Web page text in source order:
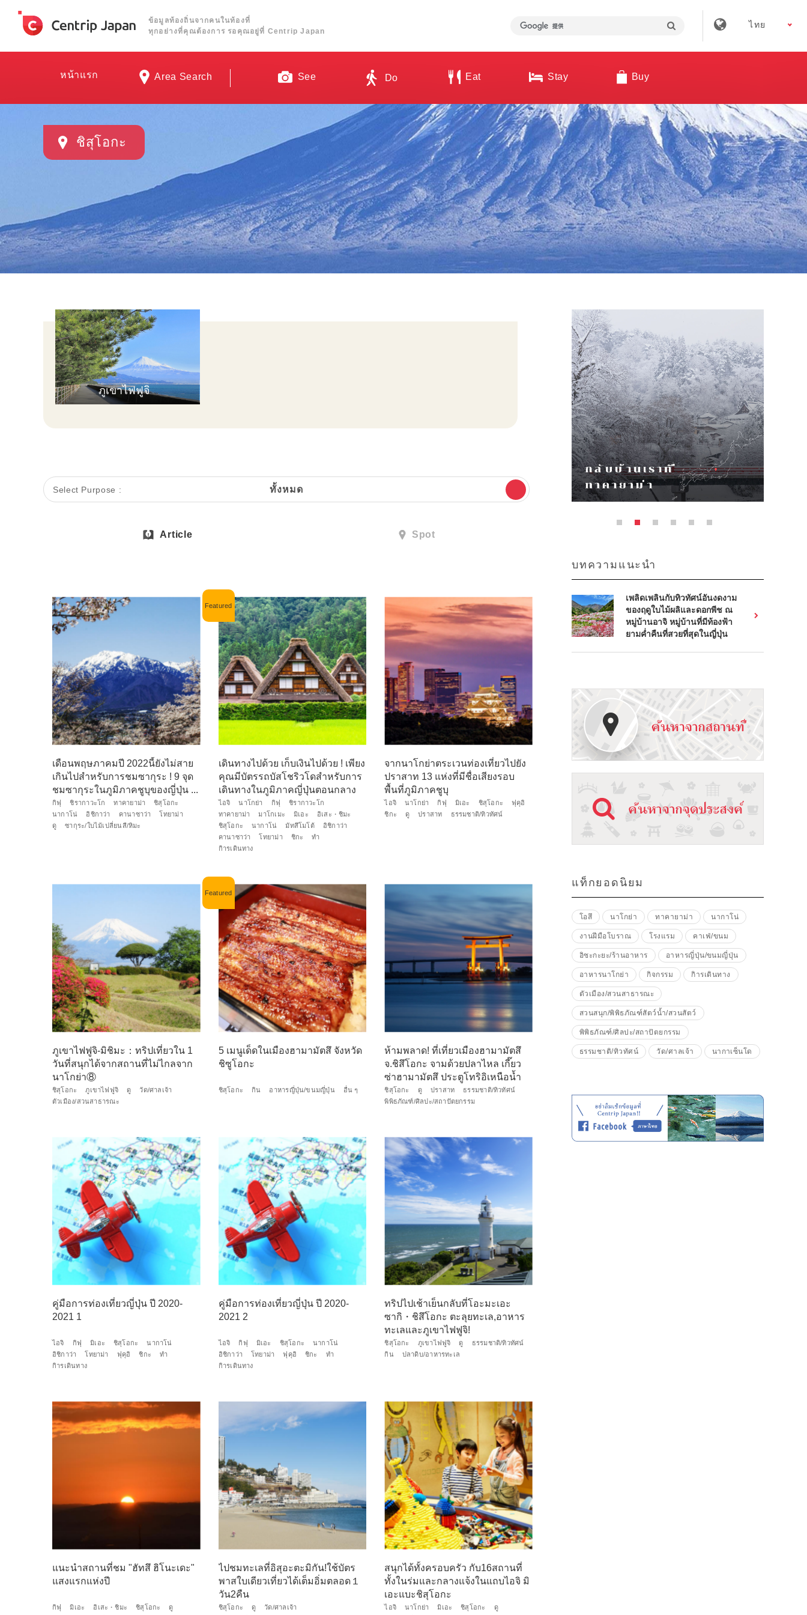
ข้อมูลท้องถิ่นจากคนในท้องที่
ทุกอย่างที่คุณต้องการ รอคุณอยู่ที่ Centrip Japan
ไทย
หน้าแรก Area Search See Do Eat Stay Buy
ชิสุโอกะ
ภูเขาไฟฟูจิ
Select Purpose : ทั้งหมด
Article Spot
เดือนพฤษภาคมปี 2022นี้ยังไม่สาย
เกินไปสำหรับการชมซากุระ ! 9 จุด
ชมซากุระในภูมิภาคชูบุของญี่ปุ่น ...
กิฟุ ชิรากาวะโก ทาคายาม่า
ชิสุโอกะ
นากาโน่
อิชิกาว่า คานาซาว่า
โทยาม่า
ดู
ซากุระ/ใบไม้เปลี่ยนสี/หิมะ
เดินทางไปด้วย เก็บเงินไปด้วย ! เพียง
คุณมีบัตรรถบัสโชริวโดสำหรับการ
เดินทางในภูมิภาคญี่ปุ่นตอนกลาง
ไอจิ นาโกย่า กิฟุ
ชิรากาวะโก
ทาคายาม่า
มาโกเมะ มิเอะ
อิเสะ・ชิมะ
ชิสุโอกะ
นากาโน่ มัทสึโมโต้
อิชิกาว่า
คานาซาว่า
โทยาม่า ชิกะ
ทำ
กิารเดินทาง
จากนาโกย่าตระเวนท่องเที่ยวไปยัง
ปราสาท 13 แห่งที่มีชื่อเสียงรอบ
พื้นที่ภูมิภาคชูบุ
ไอจิ นาโกย่า กิฟุ มิเอะ ชิสุโอกะ
ฟุคุอิ
ชิกะ
ดู ปราสาท ธรรมชาติ/ทิวทัศน์
ภูเขาไฟฟูจิ-มิชิมะ：ทริปเที่ยวใน 1
วันที่สนุกได้จากสถานที่ไม่ไกลจาก
นาโกย่า⑧
ชิสุโอกะ ภูเขาไฟฟูจิ ดู
วัด/ศาลเจ้า
ตัวเมือง/สวนสาธารณะ
5 เมนูเด็ดในเมืองฮามามัตสึ จังหวัด
ชิซูโอกะ
ชิสุโอกะ กิน อาหารญี่ปุ่น/ขนมญี่ปุ่น อื่น ๆ
ห้ามพลาด! ที่เที่ยวเมืองฮามามัตสึ
จ.ชิสึโอกะ จามด้วยปลาไหล เกี๊ยว
ซ่าฮามามัตสึ ประตูโทริอิเหนือน้ำ
ชิสุโอกะ ดู ปราสาท
ธรรมชาติ/ทิวทัศน์
พิพิธภัณฑ์/ศิลปะ/สถาปัตยกรรม
คู่มือการท่องเที่ยวญี่ปุ่น ปี 2020-
2021 1
ไอจิ กิฟุ มิเอะ ชิสุโอกะ
นากาโน่
อิชิกาว่า
โทยาม่า ฟุคุอิ ชิกะ
ทำ
กิารเดินทาง
คู่มือการท่องเที่ยวญี่ปุ่น ปี 2020-
2021 2
ไอจิ กิฟุ มิเอะ ชิสุโอกะ
นากาโน่
อิชิกาว่า
โทยาม่า ฟุคุอิ ชิกะ
ทำ
กิารเดินทาง
ทริปไปเช้าเย็นกลับที่โอะมะเอะ
ซากิ・ชิสึโอกะ ตะลุยทะเล,อาหาร
ทะเลและภูเขาไฟฟูจิ!
ชิสุโอกะ ภูเขาไฟฟูจิ ดู
ธรรมชาติ/ทิวทัศน์
กิน
ปลาดิบ/อาหารทะเล
แนะนำสถานที่ชม "ฮัทสึ ฮิโนะเดะ"
แสงแรกแห่งปี
กิฟุ มิเอะ อิเสะ・ชิมะ ชิสุโอกะ
ดู
ไปชมทะเลที่อิสุอะตะมิกัน!ใช้บัตร
พาสใบเดียวเที่ยวได้เต็มอิ่มตลอด１
วัน2คืน
ชิสุโอกะ ดู
วัด/ศาลเจ้า
สนุกได้ทั้งครอบครัว กับ16สถานที่
ทั้งในร่มและกลางแจ้งในแถบไอจิ มิ
เอะแบะชิสุโอกะ
ไอจิ นาโกย่า มิเอะ ชิสุโอกะ
ดู
บทความแนะนำ
เพลิดเพลินกับทิวทัศน์อันงดงาม
ของฤดูใบไม้ผลิและดอกพีช ณ
หมู่บ้านอาจิ หมู่บ้านที่มีท้องฟ้า
ยามค่ำคืนที่สวยที่สุดในญี่ปุ่น
แท็กยอดนิยม
โอสึ นาโกย่า ทาคายาม่า นากาโน่
งานฝีมือโบราณ โรงแรม คาเฟ่/ขนม
อิซะกะยะ/ร้านอาหาร อาหารญี่ปุ่น/ขนมญี่ปุ่น
อาหารนาโกย่า กิจกรรม กิารเดินทาง
ตัวเมือง/สวนสาธารณะ
สวนสนุก/พิพิธภัณฑ์สัตว์น้ำ/สวนสัตว์
พิพิธภัณฑ์/ศิลปะ/สถาปัตยกรรม
ธรรมชาติ/ทิวทัศน์ วัด/ศาลเจ้า นากาเซ็นโด